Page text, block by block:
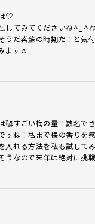
♡
してみてくださいね^_^
うだ紫蘇の時期だ！と気
ます☺️
🥰すごい梅の量！数名で
すね！私まで梅の香りを
入れる方法を私も試して
うなので来年は絶対に挑